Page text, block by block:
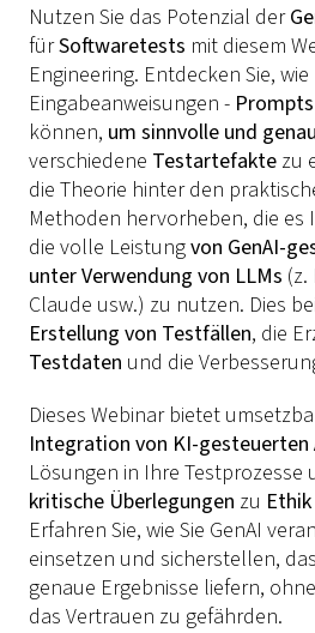
Nutzen Sie das Potenzial der
fürSoftwaretests mit diesem
Engineering. Entdecken Sie,
Eingabeanweisungen - Prompts
können, um sinnvolle und
verschiedene Testartefakte zu
die Theorie hinter den
Methoden hervorheben, die es
die volle Leistungvon GenAI-
unter Verwendung von LLMs (z.
Claude usw.) zu nutzen. Dies
Erstellung von Testfällen, die
Testdaten und die
Dieses Webinar bietet
Integration von KI-gesteuerten
Lösungen in Ihre Testprozesse
kritische Überlegungen zu Ethik
Erfahren Sie, wie Sie GenAI
einsetzen und sicherstellen,
genaue Ergebnisse liefern,
das Vertrauen zu gefährden.